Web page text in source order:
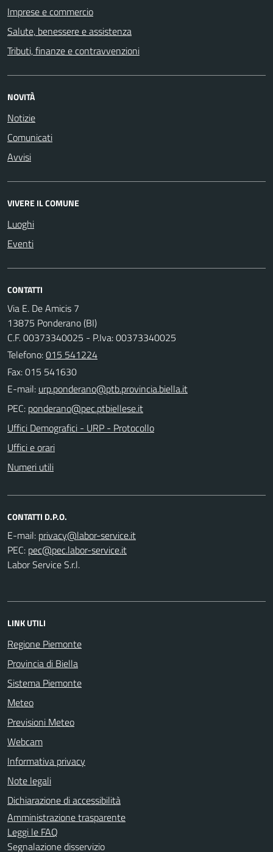
Imprese e commercio
Salute, benessere e assistenza
Tributi, finanze e contravvenzioni
NOVITÀ
Notizie
Comunicati
Avvisi
VIVERE IL COMUNE
Luoghi
Eventi
CONTATTI
Via E. De Amicis 7
13875 Ponderano (BI)
C.F. 00373340025 - P.Iva: 00373340025
Telefono:015 541224
Fax: 015 541630
E-mail:
PEC:
Uffici Demografici - URP - Protocollo
Uffici e orari
Numeri utili
CONTATTI D.P.O.
E-mail:
PEC:
Labor Service S.r.l.
LINK UTILI
Regione Piemonte
Provincia di Biella
Sistema Piemonte
Meteo
Previsioni Meteo
Webcam
Informativa privacy
Note legali
Dichiarazione di accessibilità
Amministrazione trasparente
Leggi le FAQ
Segnalazione disservizio